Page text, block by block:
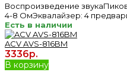
Воспроизведение
4-8 ОмЭквалайзер: 4
Есть в наличии
ACV AVS-816BM
3336р.
В корзину